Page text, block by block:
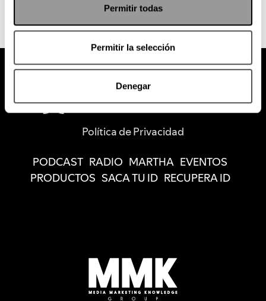
Permitir todas
Permitir la selección
Denegar
Política de Privacidad
PODCAST RADIO MARTHA EVENTOS
PRODUCTOS SACA TU ID RECUPERA ID